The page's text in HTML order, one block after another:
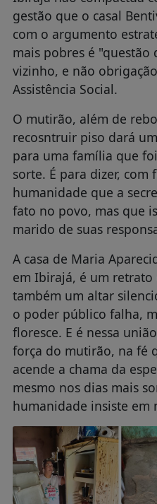
gestão que o casal
com o argumento
mais pobres é
vizinho, e não
Assistência Social.
O mutirão, além de
recosntruir piso dará
para uma família que
sorte. É para dizer, com
humanidade que a
fato no povo, mas que
marido de suas
A casa de Maria
em Ibirajá, é um
também um altar
o poder público falha,
floresce. E é nessa
força do mutirão, na fé
acende a chama da
mesmo nos dias mais
humanidade insiste em